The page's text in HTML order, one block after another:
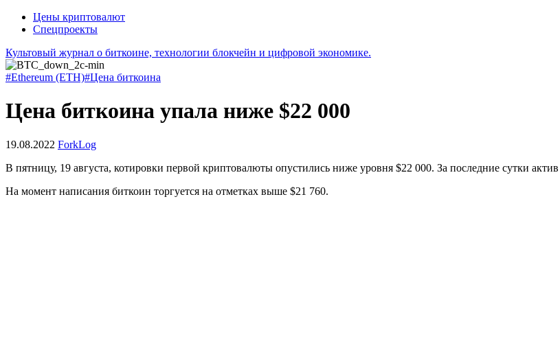
Цены криптовалют
Спецпроекты
Культовый журнал о биткоине, технологии блокчейн и цифровой экономике.
#Ethereum (ETH)#Цена биткоина
Цена биткоина упала ниже $22 000
19.08.2022 ForkLog
В пятницу, 19 августа, котировки первой криптовалюты опустились ниже уровня $22 000. За последние сутки актив
На момент написания биткоин торгуется на отметках выше $21 760.